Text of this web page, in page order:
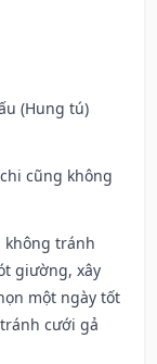
(Hung tú)
cũng không
không tránh
giường, xây
một ngày tốt
cưới gả